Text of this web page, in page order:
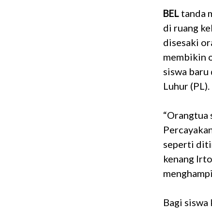
BEL tanda
di ruang
disesaki
membikin
siswa baru
Luhur (PL).
“Orangtua
seperti
kenang
Bagi siswa